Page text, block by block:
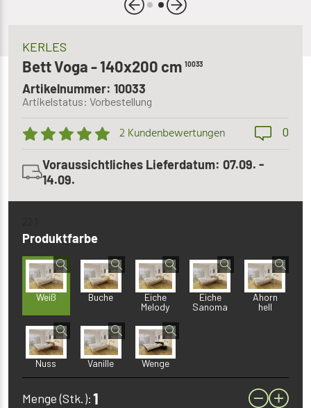
KERLES
Bett Voga - 140x200 cm 10033
Artikelnummer: 10033
Artikelstatus: Vorbestellung
2 Kundenbewertungen 0
Voraussichtliches Lieferdatum: 07.09. -
14.09.
Produktfarbe
Weiß Buche
Eiche
Melody
Eiche
Sanoma
Ahorn
hell
Nuss Vanille Wenge
Menge (Stk.):